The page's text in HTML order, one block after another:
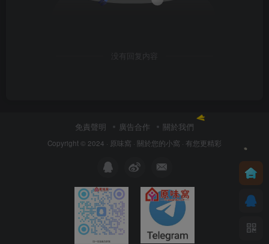
没有回复内容
免責聲明 廣告合作 關於我們
Copyright © 2024 · 原味窩 · 關於您的小窩 · 有您更精彩